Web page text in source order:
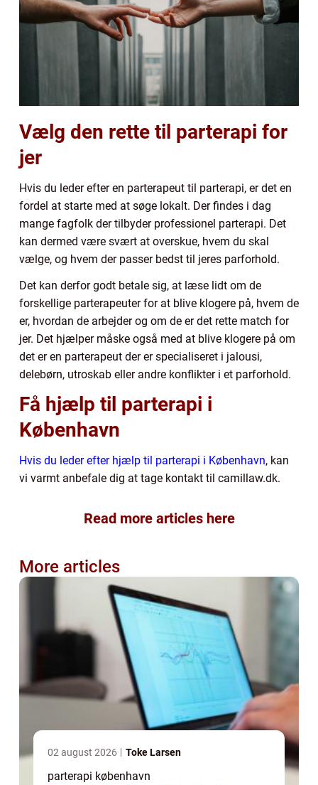
Vælg den rette til parterapi for
jer
Hvis du leder efter en parterapeut til parterapi, er det en
fordel at starte med at søge lokalt. Der findes i dag
mange fagfolk der tilbyder professionel parterapi. Det
kan dermed være svært at overskue, hvem du skal
vælge, og hvem der passer bedst til jeres parforhold.
Det kan derfor godt betale sig, at læse lidt om de
forskellige parterapeuter for at blive klogere på, hvem de
er, hvordan de arbejder og om de er det rette match for
jer. Det hjælper måske også med at blive klogere på om
det er en parterapeut der er specialiseret i jalousi,
delebørn, utroskab eller andre konflikter i et parforhold.
Få hjælp til parterapi i
København
Hvis du leder efter hjælp til parterapi i København, kan
vi varmt anbefale dig at tage kontakt til camillaw.dk.
Read more articles here
More articles
02 august 2026 Toke Larsen
parterapi københavn